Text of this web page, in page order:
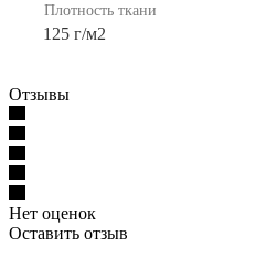
Плотность ткани
125 г/м2
Отзывы
Нет оценок
Оставить отзыв